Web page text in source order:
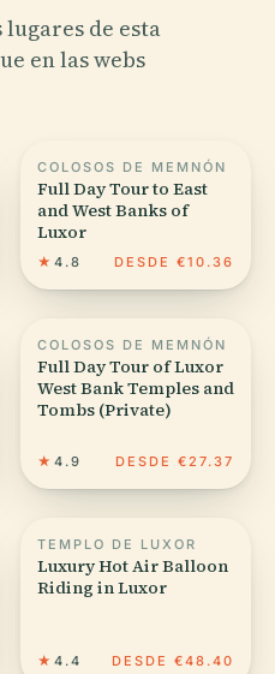
de esta
en las webs
COLOSOS DE MEMNÓN
Full Day Tour to East
and West Banks of
Luxor
★ 4.8 DESDE €10.36
COLOSOS DE MEMNÓN
Full Day Tour of Luxor
West Bank Temples and
Tombs (Private)
★ 4.9 DESDE €27.37
TEMPLO DE LUXOR
Luxury Hot Air Balloon
Riding in Luxor
★ 4.4 DESDE €48.40